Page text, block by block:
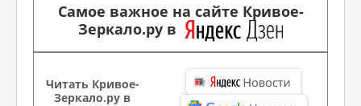
Самое важное на сайте Кривое-
Зеркало.ру в
Читать Кривое-
Зеркало.ру в